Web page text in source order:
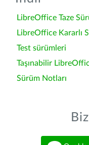
LibreOffice Taze
LibreOffice Kararlı
Test sürümleri
Taşınabilir
Sürüm Notları